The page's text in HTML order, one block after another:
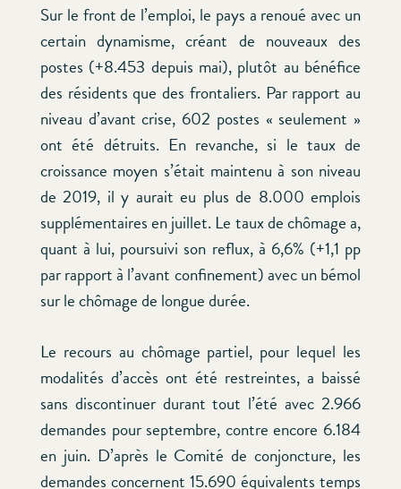
Sur le front de l’emploi, le pays a renoué avec un
certain dynamisme, créant de nouveaux des
postes (+8.453 depuis mai), plutôt au bénéfice
des résidents que des frontaliers. Par rapport au
niveau d’avant crise, 602 postes « seulement »
ont été détruits. En revanche, si le taux de
croissance moyen s’était maintenu à son niveau
de 2019, il y aurait eu plus de 8.000 emplois
supplémentaires en juillet. Le taux de chômage a,
quant à lui, poursuivi son reflux, à 6,6% (+1,1 pp
par rapport à l’avant confinement) avec un bémol
sur le chômage de longue durée.
Le recours au chômage partiel, pour lequel les
modalités d’accès ont été restreintes, a baissé
sans discontinuer durant tout l’été avec 2.966
demandes pour septembre, contre encore 6.184
en juin. D’après le Comité de conjoncture, les
demandes concernent 15.690 équivalents temps